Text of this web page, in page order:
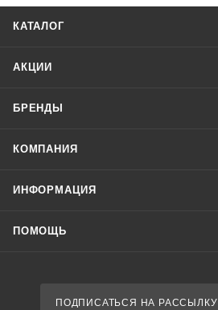
КАТАЛОГ
АКЦИИ
БРЕНДЫ
КОМПАНИЯ
ИНФОРМАЦИЯ
ПОМОЩЬ
ПОДПИСАТЬСЯ НА РАССЫЛКУ